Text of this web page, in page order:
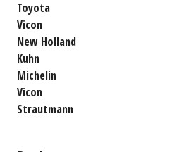
Toyota
Vicon
New Holland
Kuhn
Michelin
Vicon
Strautmann